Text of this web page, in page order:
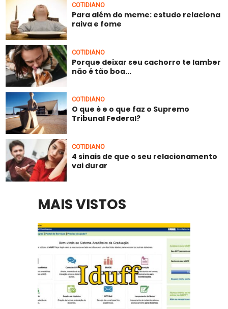
COTIDIANO
Para além do meme: estudo relaciona
raiva e fome
COTIDIANO
Porque deixar seu cachorro te lamber
não é tão boa...
COTIDIANO
O que é e o que faz o Supremo
Tribunal Federal?
COTIDIANO
4 sinais de que o seu relacionamento
vai durar
MAIS VISTOS